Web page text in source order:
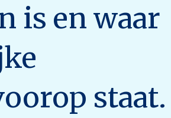
is en waar
staat.